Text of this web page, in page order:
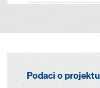
Podaci o projektu